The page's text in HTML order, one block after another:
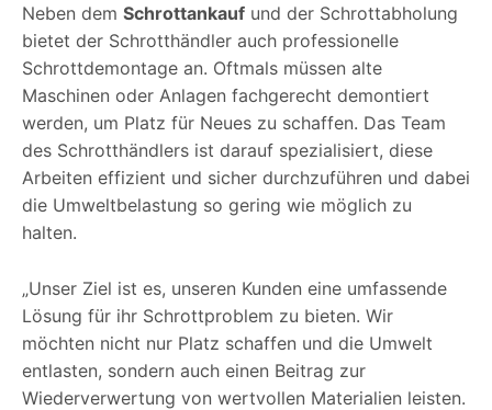
Neben dem Schrottankauf und der Schrottabholung
bietet der Schrotthändler auch professionelle
Schrottdemontage an. Oftmals müssen alte
Maschinen oder Anlagen fachgerecht demontiert
werden, um Platz für Neues zu schaffen. Das Team
des Schrotthändlers ist darauf spezialisiert, diese
Arbeiten effizient und sicher durchzuführen und dabei
die Umweltbelastung so gering wie möglich zu
halten.
„Unser Ziel ist es, unseren Kunden eine umfassende
Lösung für ihr Schrottproblem zu bieten. Wir
möchten nicht nur Platz schaffen und die Umwelt
entlasten, sondern auch einen Beitrag zur
Wiederverwertung von wertvollen Materialien leisten.